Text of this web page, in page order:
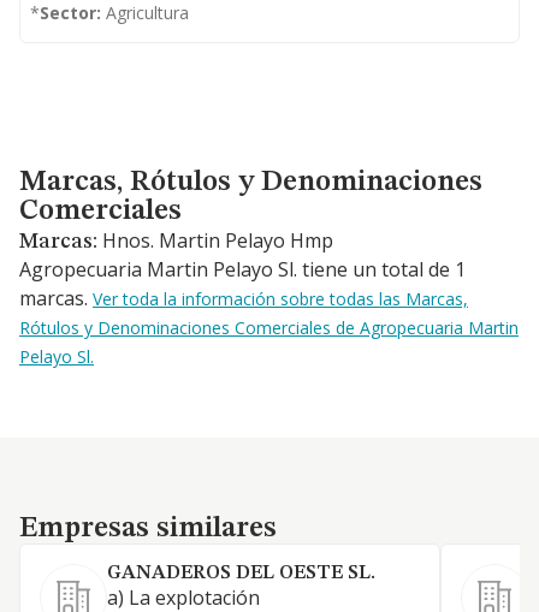
*Sector: Agricultura
Marcas, Rótulos y Denominaciones Comerciales
Marcas, Rótulos y Denominaciones
Comerciales
Marcas: Hnos. Martin Pelayo Hmp
Agropecuaria Martin Pelayo Sl. tiene un total de 1
marcas. Ver toda la información sobre todas las Marcas,
Rótulos y Denominaciones Comerciales de Agropecuaria Martin
Pelayo Sl.
Empresas similares
Empresas similares
GANADEROS DEL OESTE SL.
a) La explotación